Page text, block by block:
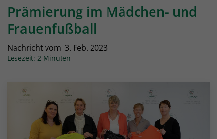
Prämierung im Mädchen- und
Frauenfußball
Nachricht vom: 3. Feb. 2023
Lesezeit: 2 Minuten